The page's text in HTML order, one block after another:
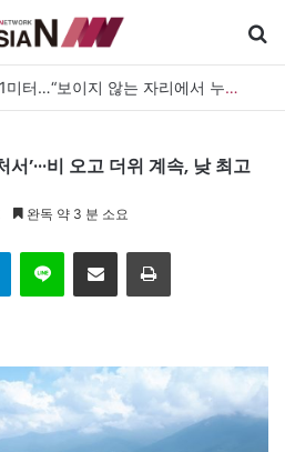
[신간] 대통령의 등 뒤 1미터…“보이지 않는 자리에서 누구를 지킨다는 것”
’···비 오고 더위 계속, 낮 최고
완독 약 3 분 소요
Telegram 이메일